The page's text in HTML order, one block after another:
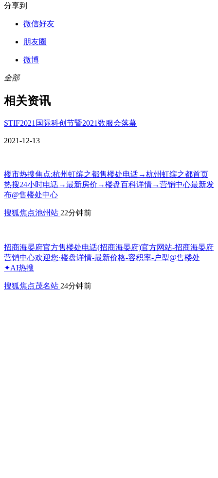
分享到
微信好友
朋友圈
微博
全部
相关资讯
STIF2021国际科创节暨2021数服会落幕
2021-12-13
楼市热搜焦点:杭州虹缤之都售楼处电话→杭州虹缤之都首页
热搜24小时电话→最新房价→楼盘百科详情→营销中心最新发
布@售楼处中心
搜狐焦点池州站 22分钟前
招商海晏府官方售楼处电话(招商海晏府)官方网站-招商海晏府
营销中心欢迎您·楼盘详情-最新价格-容积率-户型@售楼处
✦AI热搜
搜狐焦点茂名站 24分钟前